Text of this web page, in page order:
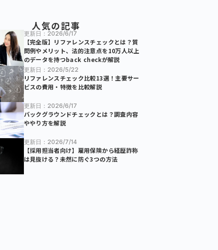
人気の記事
更新日：2026/6/17
【完全版】リファレンスチェックとは？質
問例やメリット、法的注意点を10万人以上
のデータを持つback checkが解説
更新日：2026/5/22
リファレンスチェック比較13選！主要サー
ビスの費用・特徴を比較解説
更新日：2026/6/17
バックグラウンドチェックとは？調査内容
ややり方を解説
更新日：2026/7/14
【採用担当者向け】雇用保険から経歴詐称
は見抜ける？未然に防ぐ3つの方法